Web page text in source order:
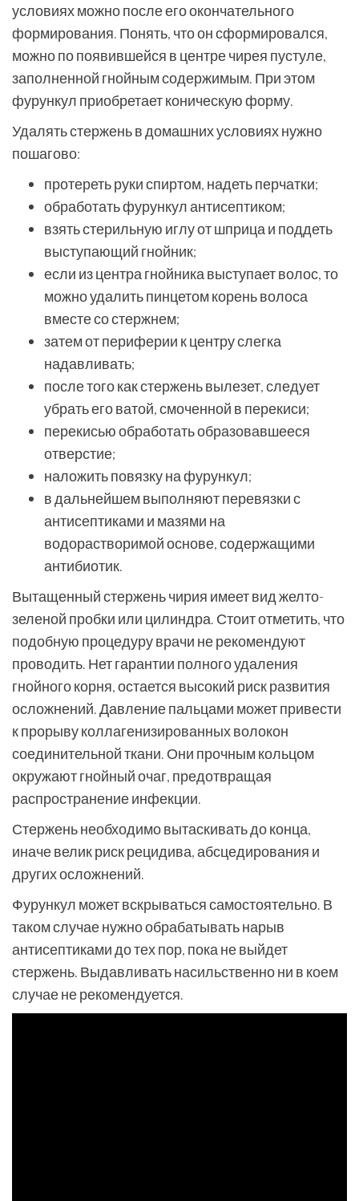
условиях можно после его окончательного
формирования. Понять, что он сформировался,
можно по появившейся в центре чирея пустуле,
заполненной гнойным содержимым. При этом
фурункул приобретает коническую форму.
Удалять стержень в домашних условиях нужно
пошагово:
протереть руки спиртом, надеть перчатки;
обработать фурункул антисептиком;
взять стерильную иглу от шприца и поддеть
выступающий гнойник;
если из центра гнойника выступает волос, то
можно удалить пинцетом корень волоса
вместе со стержнем;
затем от периферии к центру слегка
надавливать;
после того как стержень вылезет, следует
убрать его ватой, смоченной в перекиси;
перекисью обработать образовавшееся
отверстие;
наложить повязку на фурункул;
в дальнейшем выполняют перевязки с
антисептиками и мазями на
водорастворимой основе, содержащими
антибиотик.
Вытащенный стержень чирия имеет вид желто-
зеленой пробки или цилиндра. Стоит отметить, что
подобную процедуру врачи не рекомендуют
проводить. Нет гарантии полного удаления
гнойного корня, остается высокий риск развития
осложнений. Давление пальцами может привести
к прорыву коллагенизированных волокон
соединительной ткани. Они прочным кольцом
окружают гнойный очаг, предотвращая
распространение инфекции.
Стержень необходимо вытаскивать до конца,
иначе велик риск рецидива, абсцедирования и
других осложнений.
Фурункул может вскрываться самостоятельно. В
таком случае нужно обрабатывать нарыв
антисептиками до тех пор, пока не выйдет
стержень. Выдавливать насильственно ни в коем
случае не рекомендуется.